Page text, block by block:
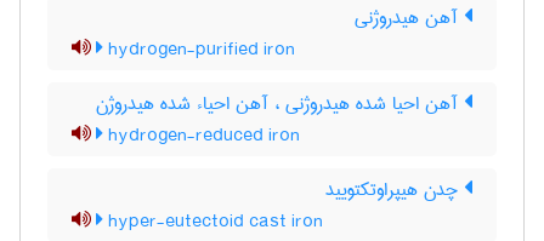
آهن هیدروژنی
hydrogen-purified iron
آهن احیا شده هیدروژنی ، آهن احیاء شده هیدروژن
hydrogen-reduced iron
چدن هیپراوتکتویید
hyper-eutectoid cast iron